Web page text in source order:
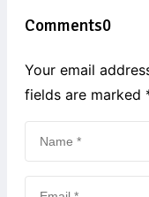
Comments0
Your email
fields are marked